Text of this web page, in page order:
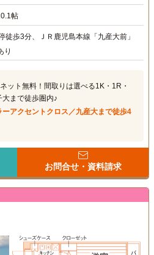
帖
徒歩3分、ＪＲ鹿児島本線「九産大前」
り
ット無料！間取りは選べる1K・1R・
まで徒歩圏内♪
アクセントクロス／九産大まで徒歩4
お問合せ・資料請求